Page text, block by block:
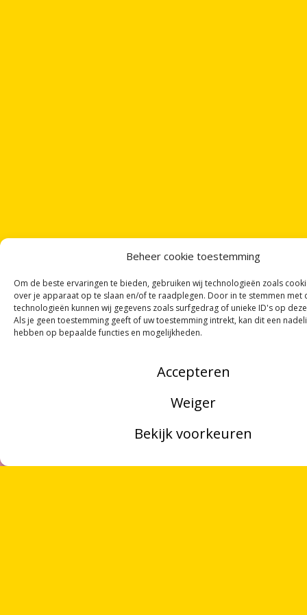
Beheer cookie toestemming
Om de beste ervaringen te bieden, gebruiken wij technologieën zoals
over je apparaat op te slaan en/of te raadplegen. Door in te stemmen met
technologieën kunnen wij gegevens zoals surfgedrag of unieke ID's op
Als je geen toestemming geeft of uw toestemming intrekt, kan dit een
hebben op bepaalde functies en mogelijkheden.
Accepteren
Weiger
Bekijk voorkeuren